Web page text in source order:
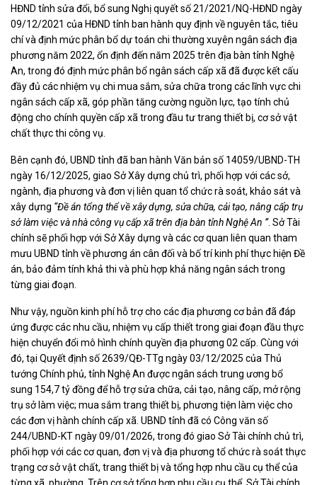
HĐND tỉnh sửa đổi, bổ sung Nghị quyết số 21/2021/NQ-HĐND ngày
09/12/2021 của HĐND tỉnh ban hành quy định về nguyên tắc, tiêu
chí và định mức phân bổ dự toán chi thường xuyên ngân sách địa
phương năm 2022, ổn định đến năm 2025 trên địa bàn tỉnh Nghệ
An, trong đó định mức phân bổ ngân sách cấp xã đã được kết cấu
đầy đủ các nhiệm vụ chi mua sắm, sửa chữa trong các lĩnh vực chi
ngân sách cấp xã, góp phần tăng cường nguồn lực, tạo tính chủ
động cho chính quyền cấp xã trong đầu tư trang thiết bị, cơ sở vật
chất thực thi công vụ.
Bên cạnh đó, UBND tỉnh đã ban hành Văn bản số 14059/UBND-TH
ngày 16/12/2025, giao Sở Xây dựng chủ trì, phối hợp với các sở,
ngành, địa phương và đơn vị liên quan tổ chức rà soát, khảo sát và
xây dựng “Đề án tổng thể về xây dựng, sửa chữa, cải tạo, nâng cấp trụ
sở làm việc và nhà công vụ cấp xã trên địa bàn tỉnh Nghệ An ”. Sở Tài
chính sẽ phối hợp với Sở Xây dựng và các cơ quan liên quan tham
mưu UBND tỉnh về phương án cân đối và bố trí kinh phí thực hiện Đề
án, bảo đảm tính khả thi và phù hợp khả năng ngân sách trong
từng giai đoạn.
Như vậy, nguồn kinh phí hỗ trợ cho các địa phương cơ bản đã đáp
ứng được các nhu cầu, nhiệm vụ cấp thiết trong giai đoạn đầu thực
hiện chuyển đổi mô hình chính quyền địa phương 02 cấp. Cùng với
đó, tại Quyết định số 2639/QĐ-TTg ngày 03/12/2025 của Thủ
tướng Chính phủ, tỉnh Nghệ An được ngân sách trung ương bổ
sung 154,7 tỷ đồng để hỗ trợ sửa chữa, cải tạo, nâng cấp, mở rộng
trụ sở làm việc; mua sắm trang thiết bị, phương tiện làm việc cho
các đơn vị hành chính cấp xã. UBND tỉnh đã có Công văn số
244/UBND-KT ngày 09/01/2026, trong đó giao Sở Tài chính chủ trì,
phối hợp với các cơ quan, đơn vị và địa phương tổ chức rà soát thực
trạng cơ sở vật chất, trang thiết bị và tổng hợp nhu cầu cụ thể của